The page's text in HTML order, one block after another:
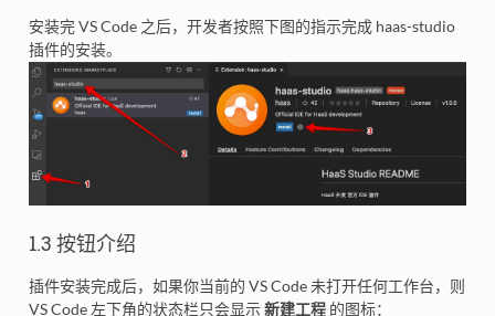
安装完 VS Code 之后，开发者按照下图的指示完成 haas-studio
插件的安装。
1.3 按钮介绍
插件安装完成后，如果你当前的 VS Code 未打开任何工作台，则
VS Code 左下角的状态栏只会显示新建工程的图标：